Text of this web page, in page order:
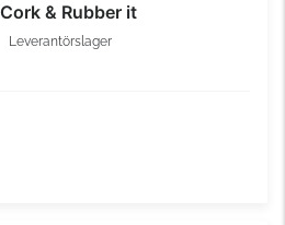
Cork & Rubber it
Leverantörslager